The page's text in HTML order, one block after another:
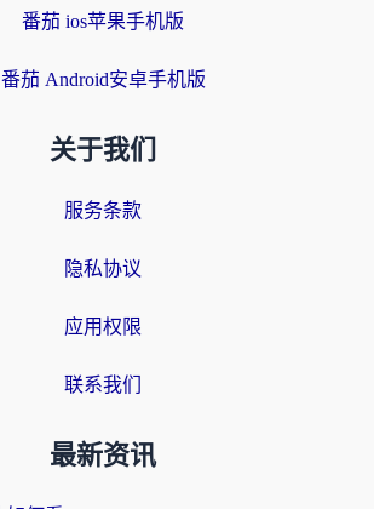
番茄 ios苹果手机版
番茄 Android安卓手机版
关于我们
服务条款
隐私协议
应用权限
联系我们
最新资讯